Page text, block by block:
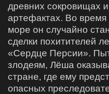
древних сокровищах
артефактах. Во
море он случайно
сделки похитителей
«Сердце Персии».
злодеям, Лёша
стране, где ему
опасных